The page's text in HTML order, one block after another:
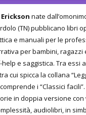
Erickson nate
(TN) pubblicano libri
e manuali per le
per bambini, ragazzi
e saggistica. Tra essi
cui spicca la collana
i “Classici
in doppia versione con
audiolibri, in